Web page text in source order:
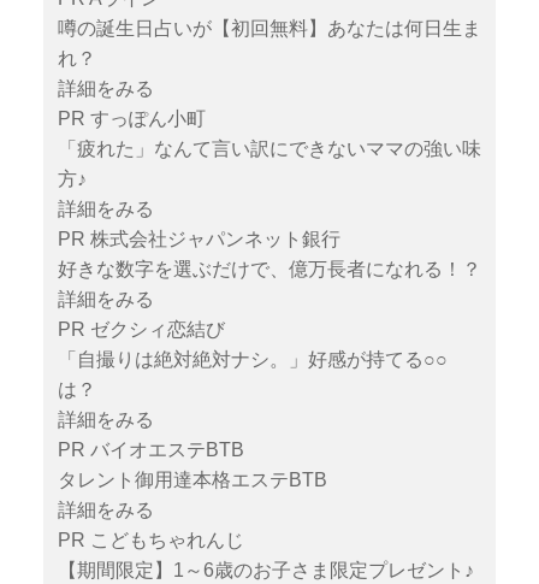
噂の誕生日占いが【初回無料】あなたは何日生ま
れ？
詳細をみる
PR すっぽん小町
「疲れた」なんて言い訳にできないママの強い味
方♪
詳細をみる
PR 株式会社ジャパンネット銀行
好きな数字を選ぶだけで、億万長者になれる！？
詳細をみる
PR ゼクシィ恋結び
「自撮りは絶対絶対ナシ。」好感が持てる○○
は？
詳細をみる
PR バイオエステBTB
タレント御用達本格エステBTB
詳細をみる
PR こどもちゃれんじ
【期間限定】1～6歳のお子さま限定プレゼント♪